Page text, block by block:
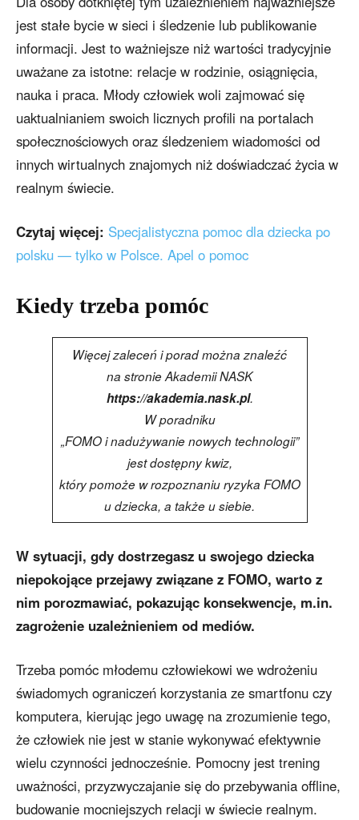
jest stałe bycie w sieci i śledzenie lub publikowanie
informacji. Jest to ważniejsze niż wartości tradycyjnie
uważane za istotne: relacje w rodzinie, osiągnięcia,
nauka i praca. Młody człowiek woli zajmować się
uaktualnianiem swoich licznych profili na portalach
społecznościowych oraz śledzeniem wiadomości od
innych wirtualnych znajomych niż doświadczać życia w
realnym świecie.
Czytaj więcej: Specjalistyczna pomoc dla dziecka po
polsku — tylko w Polsce. Apel o pomoc
Kiedy trzeba pomóc
Więcej zaleceń i porad można znaleźć
na stronie Akademii NASK
https://akademia.nask.pl.
W poradniku
„FOMO i nadużywanie nowych technologii”
jest dostępny kwiz,
który pomoże w rozpoznaniu ryzyka FOMO
u dziecka, a także u siebie.
W sytuacji, gdy dostrzegasz u swojego dziecka
niepokojące przejawy związane z FOMO, warto z
nim porozmawiać, pokazując konsekwencje, m.in.
zagrożenie uzależnieniem od mediów.
Trzeba pomóc młodemu człowiekowi we wdrożeniu
świadomych ograniczeń korzystania ze smartfonu czy
komputera, kierując jego uwagę na zrozumienie tego,
że człowiek nie jest w stanie wykonywać efektywnie
wielu czynności jednocześnie. Pomocny jest trening
uważności, przyzwyczajanie się do przebywania offline,
budowanie mocniejszych relacji w świecie realnym.